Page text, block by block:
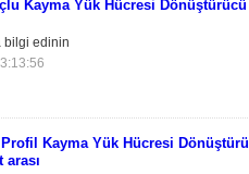
Kayma Yük Hücresi Dönüştürücü
bilgi edinin
Kayma Yük Hücresi
arası